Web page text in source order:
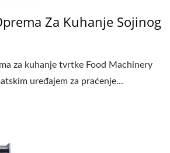
Za Kuhanje Sojinog
za kuhanje tvrtke Food Machinery
uređajem za praćenje...